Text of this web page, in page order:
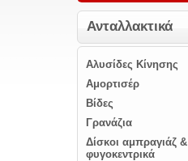
Ανταλλακτικά
Αλυσίδες Κίνησης
Αμορτισέρ
Βίδες
Γρανάζια
Δίσκοι αμπραγιάζ &
φυγοκεντρικά